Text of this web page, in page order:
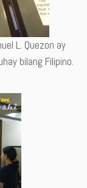
L. Quezon ay
bilang Filipino.